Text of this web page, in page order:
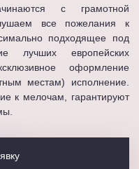
с грамотной
все пожелания к
подходящее под
лучших европейских
оформление
местам) исполнение.
к мелочам, гарантируют